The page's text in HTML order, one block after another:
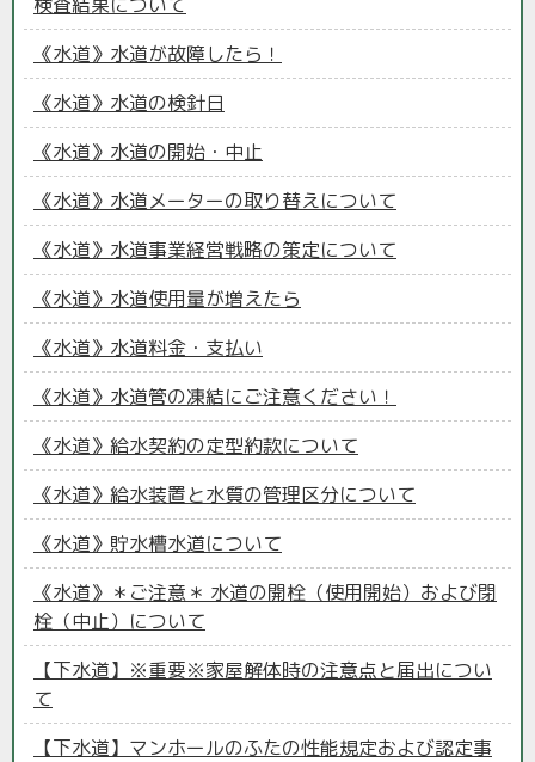
《水道》水道が故障したら！
《水道》水道の検針日
《水道》水道の開始・中止
《水道》水道メーターの取り替えについて
《水道》水道事業経営戦略の策定について
《水道》水道使用量が増えたら
《水道》水道料金・支払い
《水道》水道管の凍結にご注意ください！
《水道》給水契約の定型約款について
《水道》給水装置と水質の管理区分について
《水道》貯水槽水道について
《水道》＊ご注意＊ 水道の開栓（使用開始）および閉
栓（中止）について
【下水道】※重要※家屋解体時の注意点と届出につい
て
【下水道】マンホールのふたの性能規定および認定事